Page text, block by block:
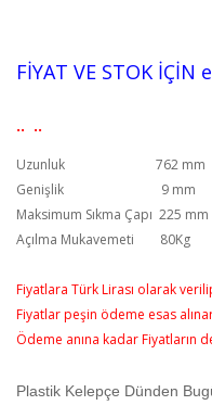
FİYAT VE STOK
.. ..
Uzunluk 762 mm
Genişlik 9 mm
Maksimum Sıkma Çapı 225 mm
Açılma Mukavemeti 80Kg
Fiyatlara Türk Lirası olarak
Fiyatlar peşin ödeme esas
Ödeme anına kadar Fiyatların
Plastik Kelepçe Dünden